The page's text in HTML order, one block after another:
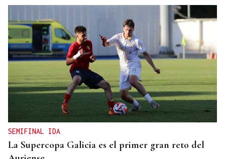
SEMIFINAL IDA
La Supercopa Galicia es el primer gran reto del